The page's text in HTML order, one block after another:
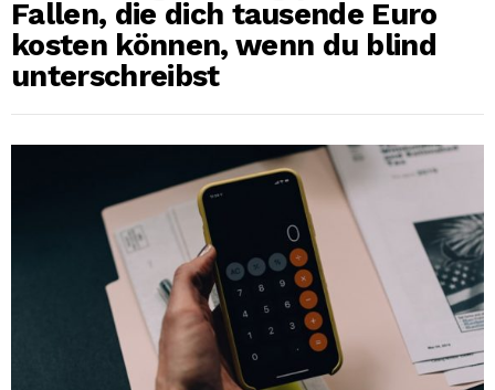
Fallen, die dich tausende Euro
kosten können, wenn du blind
unterschreibst